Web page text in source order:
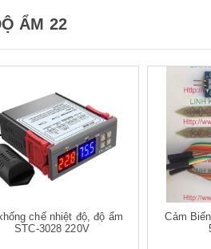
ẨM 22
chế nhiệt độ, độ ẩm
STC-3028 220V
Cảm